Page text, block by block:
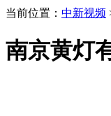
当前位置： 中新视频
南京黄灯